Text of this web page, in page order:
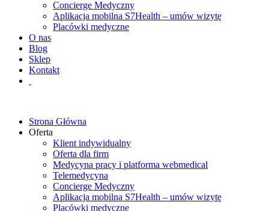
Concierge Medyczny
Aplikacja mobilna S7Health – umów wizytę
Placówki medyczne
O nas
Blog
Sklep
Kontakt
Strona Główna
Oferta
Klient indywidualny
Oferta dla firm
Medycyna pracy i platforma webmedical
Telemedycyna
Concierge Medyczny
Aplikacja mobilna S7Health – umów wizytę
Placówki medyczne